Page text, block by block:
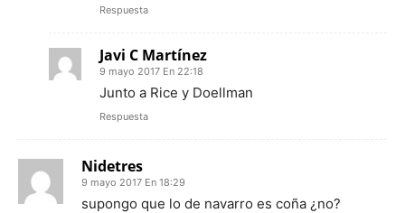
Respuesta
Javi C Martínez
9 mayo 2017 En 22:18
Junto a Rice y Doellman
Respuesta
Nidetres
9 mayo 2017 En 18:29
supongo que lo de navarro es coña ¿no?